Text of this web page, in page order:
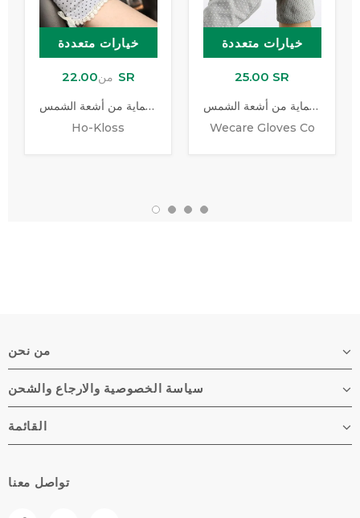
خيارات متعددة
من 22.00 SR
قفاز للحماية من أشعة الشمس
Ho-Kloss
خيارات متعددة
25.00 SR
قفازات القيادة للحماية من أشعة الشمس
Wecare Gloves Co
من نحن
سياسة الخصوصية والارجاع والشحن
القائمة
تواصل معنا